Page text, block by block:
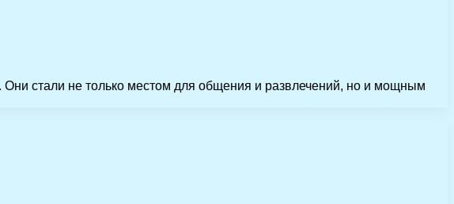
стали не только местом для общения и развлечений, но и мощным